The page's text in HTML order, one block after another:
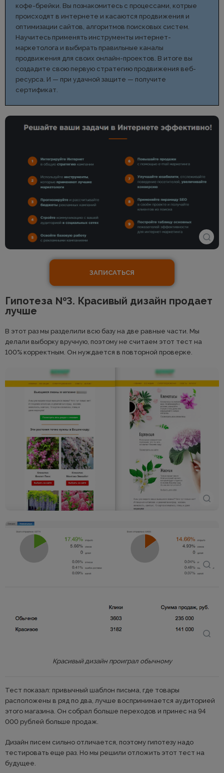
кофе-брейки. Вы познакомитесь с процессами, котрые
происходят в интернете и касаются продвижения и
оптимизации сайтов, алгоритмов поисковых систем.
Научитесь применять инструменты интернет-
маркетолога и выбирать правильные каналы
продвижения для своих онлайн-проектов. В итоге вы
создадите свою первую стратегию продвижения веб-
ресурса. И — при удачной защите — получите
сертификат.
ЗАПИСАТЬСЯ
Гипотеза №3. Красивый дизайн продает
лучше
В этот раз мы разделили всю базу на две равные части. Мы
делали выборку вручную, поэтому не считаем этот тест на
100% корректным. Он нуждается в повторной проверке.
Красивый дизайн проиграл обычному
Тест показал: привычный шаблон письма, где товары
расположены в ряд по два, лучше воспринимается аудиторией
этого магазина. Он собрал больше переходов и принес на 94
000 рублей больше продаж.
Дизайн писем сильно отличается, поэтому гипотезу надо
тестировать еще раз. Но мы решили отложить этот тест на
будущее.